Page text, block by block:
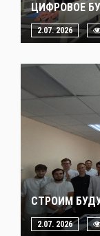
ЦИФРОВОЕ
2.07. 2026
СТРОИМ
2.07. 2026